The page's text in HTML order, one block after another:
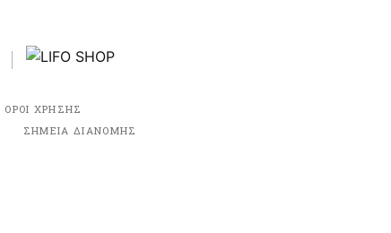
ΟΡΟΙ ΧΡΗΣΗΣ
ΣΗΜΕΙΑ ΔΙΑΝΟΜΗΣ